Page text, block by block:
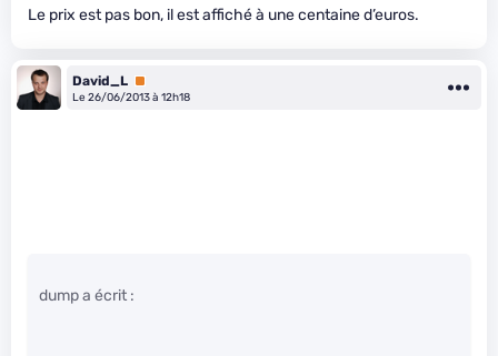
Le prix est pas bon, il est affiché à une centaine d’euros.
David_L Premium
Le 26/06/2013 à 12h18
dump a écrit :